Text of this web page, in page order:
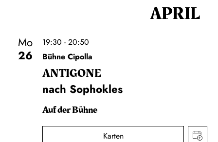
APRIL
Mo
26
19:30 - 20:50
Bühne Cipolla
ANTIGONE
nach Sophokles
Auf der Bühne
Karten